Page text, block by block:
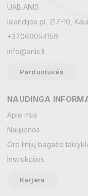
Kaina 14,95 €
NEMOKAMAS
SECRID piniginė BM-Matte
El. paštas
Žinutė